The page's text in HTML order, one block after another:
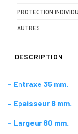
PROTECTION
AUTRES
DESCRIPTION
– Entraxe 35 mm.
– Epaisseur 8 mm.
– Largeur 80 mm.